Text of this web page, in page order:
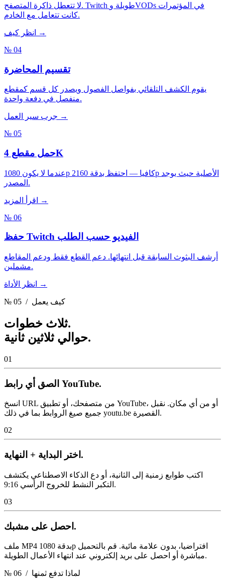
لا تتعطل ذاكرة المتصفح. Twitch طويلة وVODs في المؤتمرات
كانت تتعامل مع الخادم.
انظر كيف →
№ 04
تقسيم المحاضرة
يقوم الكشف التلقائي بفواصل الفصول ويصدر كل قسم كمقطع
منفصل في دفعة واحدة.
جرب سير العمل →
№ 05
حمل مقطع 4K
عندما لا يكون 1080p كافيا — احتفظ بدقة 2160p الأصلية حيث يوجد
المصدر.
اقرأ المزيد →
№ 06
حفظ Twitch الفيديو حسب الطلب
أرشف البثوث السابقة قبل انتهائها. دعم القطع فقط ودعم المقاطع
مشملين.
انظر الأداة →
№ 05 / كيف يعمل
ثلاث خطوات.
حوالي ثلاثين ثانية.
01
الصق أي رابط YouTube.
انسخ URL من متصفحك، أو تطبيق YouTube، أو من أي مكان. نقبل
جميع صيغ الروابط بما في ذلك youtu.be القصيرة.
02
اختر البداية + النهاية.
اكتب طوابع زمنية إلى الثانية، أو دع الذكاء الاصطناعي يكتشف
التكبر النشط للخروج الرأسي 9:16.
03
احصل على مشبك.
ملف MP4 بدقة 1080p افتراضيا، بدون علامة مائية. قم بالتحميل
مباشرة أو احصل على بريد إلكتروني عند انتهاء الأعمال الطويلة.
№ 06 / لماذا تدفع ثمنها